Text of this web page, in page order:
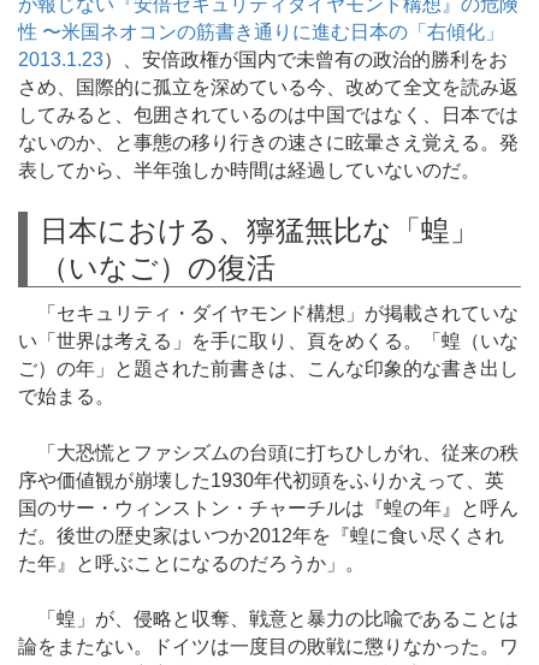
が報じない『安倍セキュリティダイヤモンド構想』の危険
性 〜米国ネオコンの筋書き通りに進む日本の「右傾化」
2013.1.23）、安倍政権が国内で未曾有の政治的勝利をお
さめ、国際的に孤立を深めている今、改めて全文を読み返
してみると、包囲されているのは中国ではなく、日本では
ないのか、と事態の移り行きの速さに眩暈さえ覚える。発
表してから、半年強しか時間は経過していないのだ。
日本における、獰猛無比な「蝗」
（いなご）の復活
「セキュリティ・ダイヤモンド構想」が掲載されていな
い「世界は考える」を手に取り、頁をめくる。「蝗（いな
ご）の年」と題された前書きは、こんな印象的な書き出し
で始まる。
「大恐慌とファシズムの台頭に打ちひしがれ、従来の秩
序や価値観が崩壊した1930年代初頭をふりかえって、英
国のサー・ウィンストン・チャーチルは『蝗の年』と呼ん
だ。後世の歴史家はいつか2012年を『蝗に食い尽くされ
た年』と呼ぶことになるのだろうか」。
「蝗」が、侵略と収奪、戦意と暴力の比喩であることは
論をまたない。ドイツは一度目の敗戦に懲りなかった。ワ